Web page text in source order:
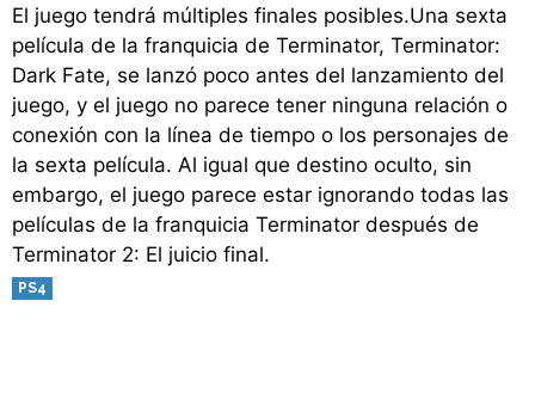
El juego tendrá múltiples finales posibles.Una sexta
película de la franquicia de Terminator, Terminator:
Dark Fate, se lanzó poco antes del lanzamiento del
juego, y el juego no parece tener ninguna relación o
conexión con la línea de tiempo o los personajes de
la sexta película. Al igual que destino oculto, sin
embargo, el juego parece estar ignorando todas las
películas de la franquicia Terminator después de
Terminator 2: El juicio final.
PS4